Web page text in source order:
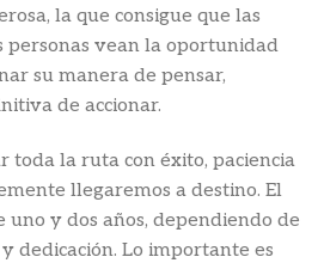
la que consigue que las
personas vean la oportunidad
su manera de pensar,
de accionar.
toda la ruta con éxito, paciencia
llegaremos a destino. El
y dos años, dependiendo de
dedicación. Lo importante es